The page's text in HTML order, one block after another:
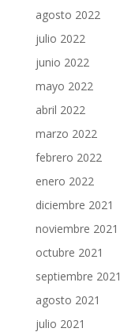
agosto 2022
julio 2022
junio 2022
mayo 2022
abril 2022
marzo 2022
febrero 2022
enero 2022
diciembre 2021
noviembre 2021
octubre 2021
septiembre 2021
agosto 2021
julio 2021